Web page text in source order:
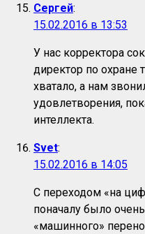
Сергей:
15.02.2016 в 13:53
У нас корректора
директор по охране
хватало, а нам
удовлетворения,
интеллекта.
Svet:
15.02.2016 в 14:05
С переходом «на
поначалу было
«машинного»